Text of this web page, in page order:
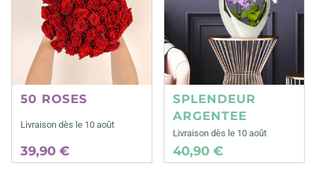
50 ROSES
Livraison dès le 10 août
39,90 €
SPLENDEUR
ARGENTEE
Livraison dès le 10 août
40,90 €